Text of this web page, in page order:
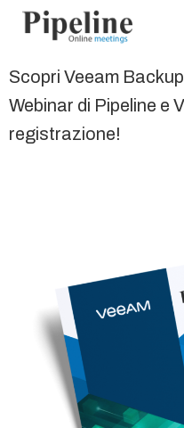
Scopri Veeam
Webinar di Pipeline e
registrazione!